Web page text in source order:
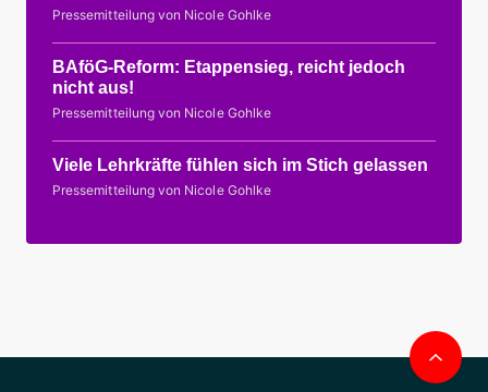
Pressemitteilung von Nicole Gohlke
BAföG-Reform: Etappensieg, reicht jedoch
nicht aus!
Pressemitteilung von Nicole Gohlke
Viele Lehrkräfte fühlen sich im Stich gelassen
Pressemitteilung von Nicole Gohlke